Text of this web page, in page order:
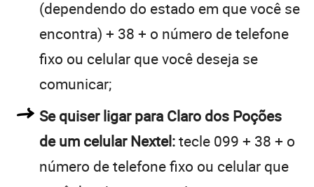
(dependendo do estado em que você se
encontra) + 38 + o número de telefone
fixo ou celular que você deseja se
comunicar;
Se quiser ligar para Claro dos Poções
de um celular Nextel:tecle 099 + 38 + o
número de telefone fixo ou celular que